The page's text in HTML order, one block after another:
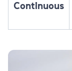
Continuous